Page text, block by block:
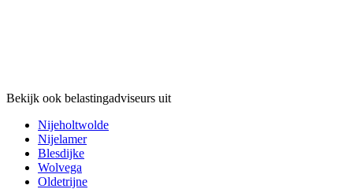
Bekijk ook belastingadviseurs uit
Nijeholtwolde
Nijelamer
Blesdijke
Wolvega
Oldetrijne